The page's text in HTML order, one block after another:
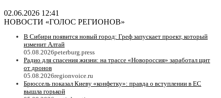
02.06.2026 12:41
НОВОСТИ «ГОЛОС РЕГИОНОВ»
В Сибири появится новый город: Греф запускает проект, который
изменит Алтай
05.08.2026peterburg.press
Радио для спасения жизни: на трассе «Новороссия» заработал щит
от дронов
05.08.2026regionvoice.ru
Брюссель показал Киеву «конфетку»: правда о вступлении в ЕС
вышла горькой